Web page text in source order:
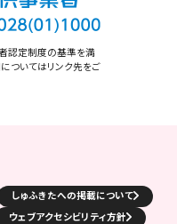
認定制度の基準を満
ついてはリンク先をご
しゅふきたへの掲載について
ウェブアクセシビリティ方針